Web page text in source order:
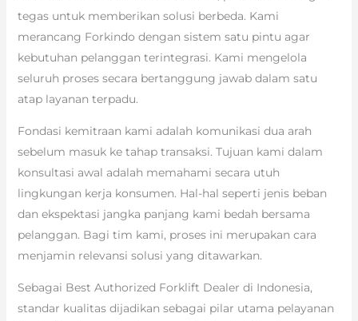
tegas untuk memberikan solusi berbeda. Kami
merancang Forkindo dengan sistem satu pintu agar
kebutuhan pelanggan terintegrasi. Kami mengelola
seluruh proses secara bertanggung jawab dalam satu
atap layanan terpadu.
Fondasi kemitraan kami adalah komunikasi dua arah
sebelum masuk ke tahap transaksi. Tujuan kami dalam
konsultasi awal adalah memahami secara utuh
lingkungan kerja konsumen. Hal-hal seperti jenis beban
dan ekspektasi jangka panjang kami bedah bersama
pelanggan. Bagi tim kami, proses ini merupakan cara
menjamin relevansi solusi yang ditawarkan.
Sebagai Best Authorized Forklift Dealer di Indonesia,
standar kualitas dijadikan sebagai pilar utama pelayanan